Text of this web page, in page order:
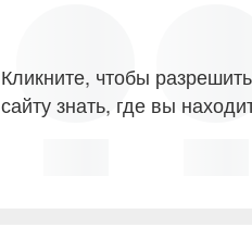
Кликните, чтобы разрешить
сайту знать, где вы